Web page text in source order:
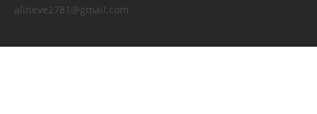
alineve2781@gmail.com